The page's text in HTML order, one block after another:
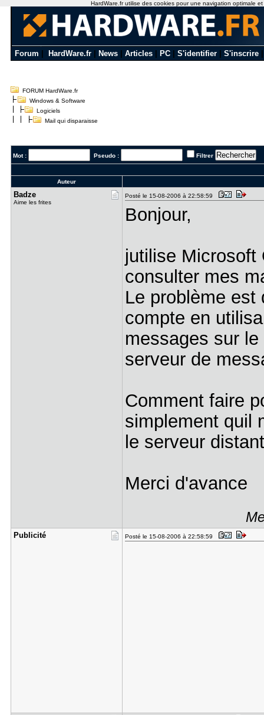
Forum HardWare.fr News Articles PC S'identifier S'inscrire
FORUM HardWare.fr
Windows & Software
Logiciels
Mail qui disparaisse
Mot : Pseudo : Filtrer
Auteur
Badze
Aime les frites
Posté le 15-08-2006 à 22:58:59
Bonjour,
jutilise Microsoft
consulter mes
Le problème est
compte en
messages sur
serveur de
Comment faire
simplement quil
le serveur
Merci d'avance
Publicité Posté le 15-08-2006 à 22:58:59
HardWare.fr utilise des cookies pour une navigation optimale